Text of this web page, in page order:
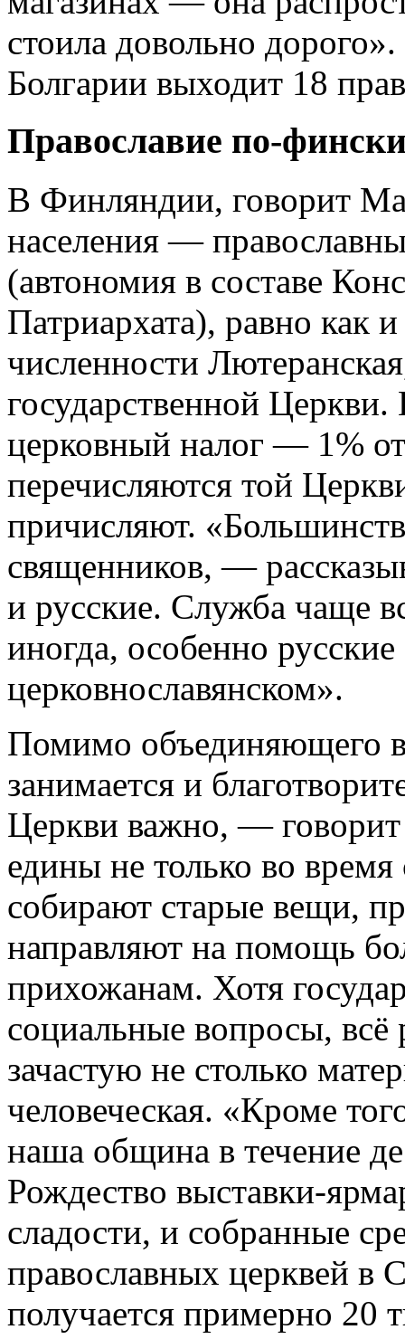
стоила довольно
Болгарии выходит 18
Православие по-
В Финляндии, говорит
населения —
(автономия в составе
Патриархата), равно как
численности
государственной
церковный налог — 1%
перечисляются той
причисляют.
священников, —
и русские. Служба чаще
иногда, особенно
церковнославянском».
Помимо объединяющего
занимается и
Церкви важно, —
едины не только во
собирают старые вещи,
направляют на помощь
прихожанам. Хотя
социальные вопросы,
зачастую не столько
человеческая. «Кроме
наша община в течение
Рождество выставки-
сладости, и собранные
православных церквей в
получается примерно 20